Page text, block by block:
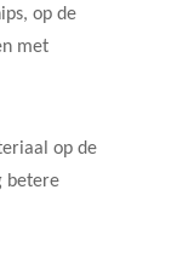
op de
met
op de
betere